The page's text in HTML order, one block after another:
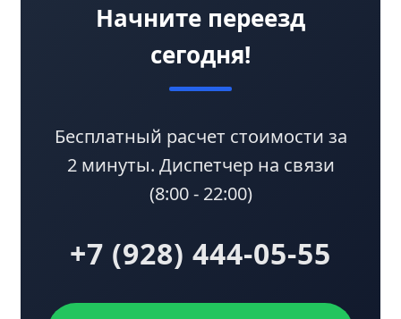
Начните переезд
сегодня!
Бесплатный расчет стоимости за
2 минуты. Диспетчер на связи
(8:00 - 22:00)
+7 (928) 444-05-55